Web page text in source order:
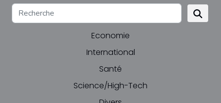
Economie
International
Santé
Science/High-Tech